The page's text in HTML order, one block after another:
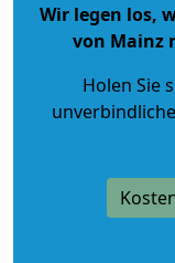
Wir legen los,
von Mainz
Holen Sie